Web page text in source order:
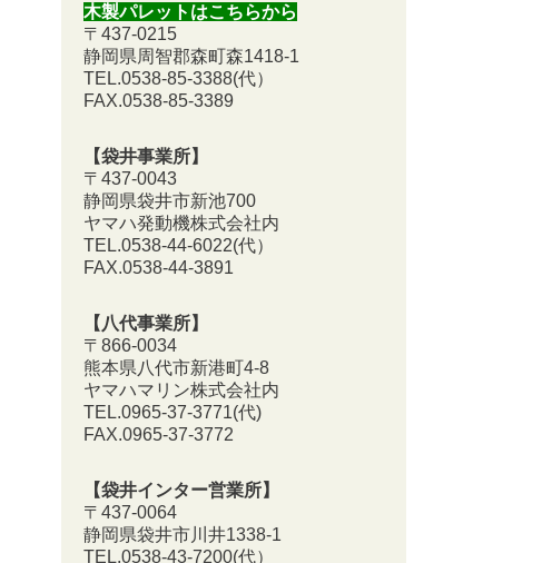
木製パレットはこちらから
〒437-0215
静岡県周智郡森町森1418-1
TEL.0538-85-3388(代）
FAX.0538-85-3389
【袋井事業所】
〒437-0043
静岡県袋井市新池700
ヤマハ発動機株式会社内
TEL.0538-44-6022(代）
FAX.0538-44-3891
【八代事業所】
〒866-0034
熊本県八代市新港町4-8
ヤマハマリン株式会社内
TEL.0965-37-3771(代)
FAX.0965-37-3772
【袋井インター営業所】
〒437-0064
静岡県袋井市川井1338-1
TEL.0538-43-7200(代）